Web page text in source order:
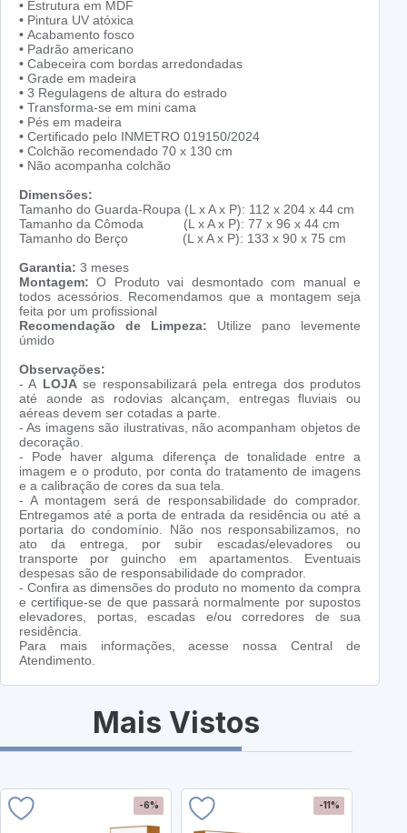
• Estrutura em MDF
• Pintura UV atóxica
• Acabamento fosco
• Padrão americano
• Cabeceira com bordas arredondadas
• Grade em madeira
• 3 Regulagens de altura do estrado
• Transforma-se em mini cama
• Pés em madeira
• Certificado pelo INMETRO 019150/2024
• Colchão recomendado 70 x 130 cm
• Não acompanha colchão
Dimensões:
Tamanho do Guarda-Roupa (L x A x P): 112 x 204 x 44 cm
Tamanho da Cômoda (L x A x P): 77 x 96 x 44 cm
Tamanho do Berço (L x A x P): 133 x 90 x 75 cm
Garantia: 3 meses
Montagem: O Produto vai desmontado com manual e
todos acessórios. Recomendamos que a montagem seja
feita por um profissional
Recomendação de Limpeza: Utilize pano levemente
úmido
Observações:
- A LOJAse responsabilizará pela entrega dos produtos
até aonde as rodovias alcançam, entregas fluviais ou
aéreas devem ser cotadas a parte.
- As imagens são ilustrativas, não acompanham objetos de
decoração.
- Pode haver alguma diferença de tonalidade entre a
imagem e o produto, por conta do tratamento de imagens
e a calibração de cores da sua tela.
- A montagem será de responsabilidade do comprador.
Entregamos até a porta de entrada da residência ou até a
portaria do condomínio. Não nos responsabilizamos, no
ato da entrega, por subir escadas/elevadores ou
transporte por guincho em apartamentos. Eventuais
despesas são de responsabilidade do comprador.
- Confira as dimensões do produto no momento da compra
e certifique-se de que passará normalmente por supostos
elevadores, portas, escadas e/ou corredores de sua
residência.
Para mais informações, acesse nossa Central de
Atendimento.
Mais Vistos
-6% -11%